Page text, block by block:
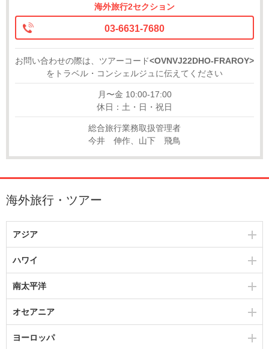
海外旅行2セクション
03-6631-7680
お問い合わせの際は、ツアーコード<OVNVJ22DHO-FRAROY>
をトラベル・コンシェルジュに伝えてください
月〜金 10:00-17:00
休日：土・日・祝日
総合旅行業務取扱管理者
今井 伸作、山下 飛鳥
海外旅行・ツアー
アジア
ハワイ
南太平洋
オセアニア
ヨーロッパ